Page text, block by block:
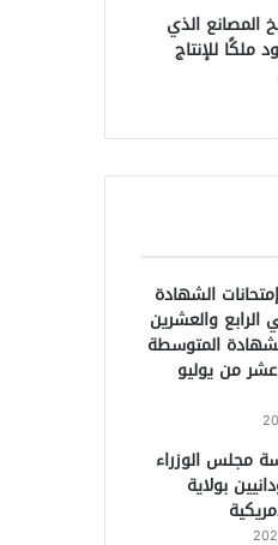
المصانع الذي
ملكًا للإنتاج
الشهادة
الرابع والعشرين
المتوسطة
من يوليو
مجلس الوزراء
بولاية